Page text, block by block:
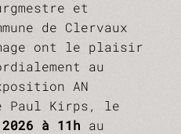
et
de Clervaux
ont le plaisir
au
AN
de Paul Kirps, le
à 11h au